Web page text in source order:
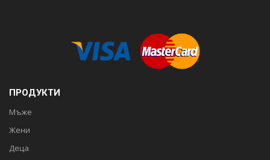
ПРОДУКТИ
Мъже
Жени
Деца